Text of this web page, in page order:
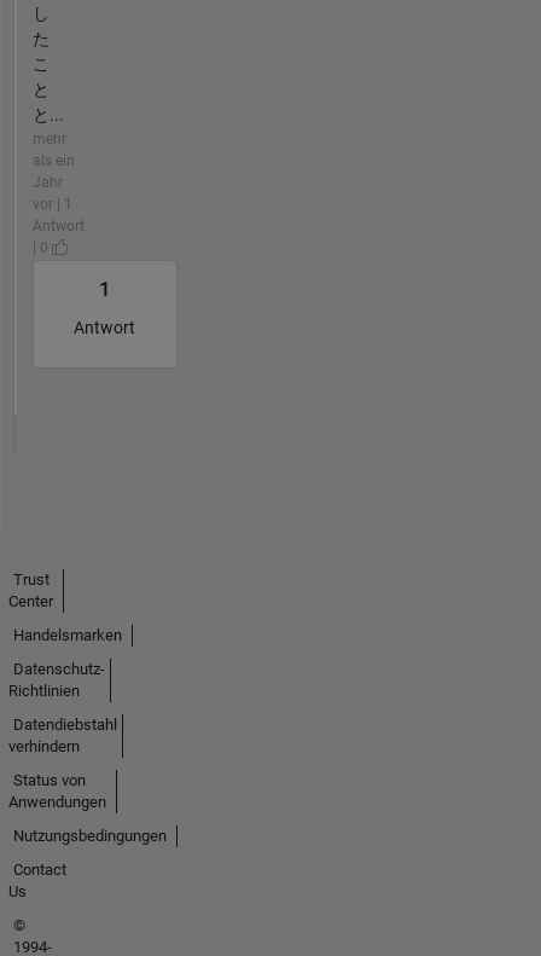
し
た
こ
と
と...
mehr
als ein
Jahr
vor | 1
Antwort
| 0
1
Antwort
Trust
Center
Handelsmarken
Datenschutz-
Richtlinien
Datendiebstahl
verhindern
Status von
Anwendungen
Nutzungsbedingungen
Contact
Us
©
1994-